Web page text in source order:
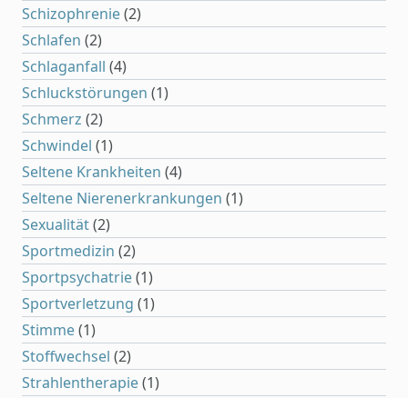
Schizophrenie(2)
Schlafen (2)
Schlaganfall (4)
Schluckstörungen (1)
Schmerz (2)
Schwindel (1)
Seltene Krankheiten (4)
Seltene Nierenerkrankungen (1)
Sexualität(2)
Sportmedizin (2)
Sportpsychatrie(1)
Sportverletzung (1)
Stimme(1)
Stoffwechsel (2)
Strahlentherapie(1)